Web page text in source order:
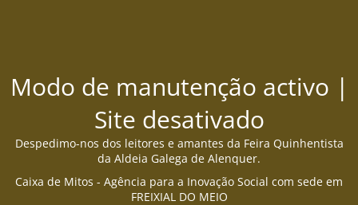
Modo de manutenção activo |
Site desativado
Despedimo-nos dos leitores e amantes da Feira Quinhentista
da Aldeia Galega de Alenquer.
Caixa de Mitos - Agência para a Inovação Social com sede em
FREIXIAL DO MEIO